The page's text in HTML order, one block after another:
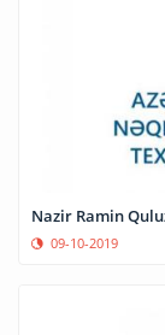
Nazir Ramin
09-10-2019